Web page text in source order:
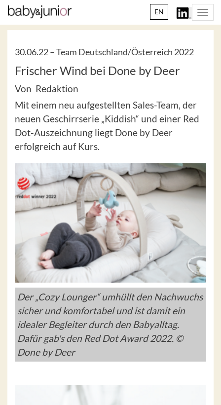
EN
30.06.22 –Team Deutschland/Österreich 2022
Frischer Wind bei Done by Deer
Von Redaktion
Mit einem neu aufgestellten Sales-Team, der
neuen Geschirrserie „Kiddish“ und einer Red
Dot-Auszeichnung liegt Done by Deer
erfolgreich auf Kurs.
Der „Cozy Lounger“ umhüllt den Nachwuchs
sicher und komfortabel und ist damit ein
idealer Begleiter durch den Babyalltag.
Dafür gab's den Red Dot Award 2022. ©
Done by Deer